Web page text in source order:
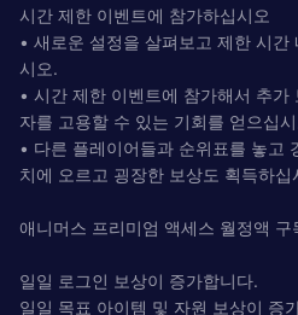
시간 제한 이벤트에 참가하십시오
• 새로운 설정을 살펴보고 제한 시간
시오.
• 시간 제한 이벤트에 참가해서 추
자를 고용할 수 있는 기회를 얻으십
• 다른 플레이어들과 순위표를 놓고
치에 오르고 굉장한 보상도 획득하십
애니머스 프리미엄 액세스 월정액 구
일일 로그인 보상이 증가합니다.
일일 목표 아이템 및 자원 보상이 증